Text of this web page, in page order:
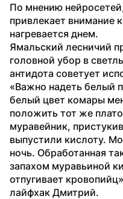
По мнению
привлекает внимание
нагревается днем.
Ямальский лесничий
головной убор в
антидота советует
«Важно надеть белый
белый цвет комары
положить тот же
муравейник,
выпустили кислоту.
ночь. Обработанная
запахом муравьиной
отпугивает
лайфхак Дмитрий.